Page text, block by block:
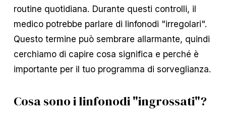
routine quotidiana. Durante questi controlli, il
medico potrebbe parlare di linfonodi "irregolari".
Questo termine può sembrare allarmante, quindi
cerchiamo di capire cosa significa e perché è
importante per il tuo programma di sorveglianza.
Cosa sono i linfonodi "ingrossati"?